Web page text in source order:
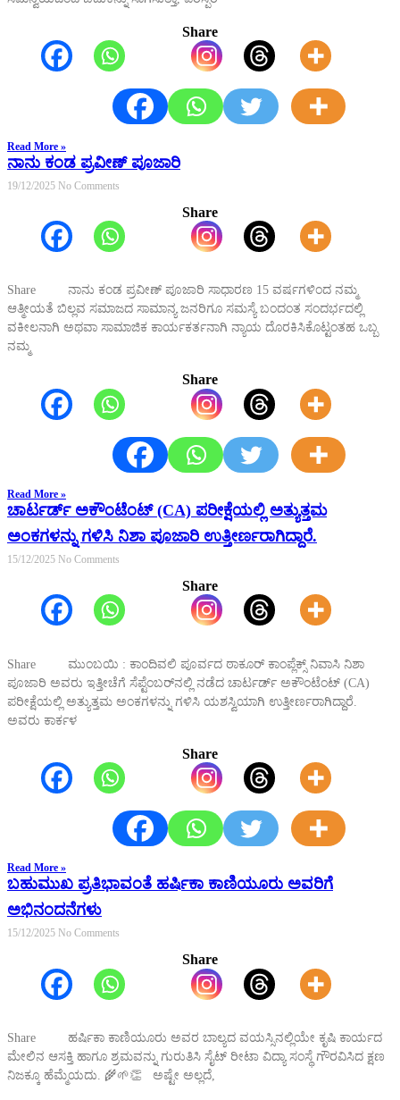
Share
Read More »
ನಾನು ಕಂಡ ಪ್ರವೀಣ್ ಪೂಜಾರಿ
19/12/2025 No Comments
Share
Share ನಾನು ಕಂಡ ಪ್ರವೀಣ್ ಪೂಜಾರಿ ಸಾಧಾರಣ 15 ವರ್ಷಗಳಿಂದ ನಮ್ಮ
ಆತ್ಮೀಯತೆ ಬಿಲ್ಲವ ಸಮಾಜದ ಸಾಮಾನ್ಯ ಜನರಿಗೂ ಸಮಸ್ಯೆ ಬಂದಂತ ಸಂದರ್ಭದಲ್ಲಿ
ವಕೀಲನಾಗಿ ಅಥವಾ ಸಾಮಾಜಿಕ ಕಾರ್ಯಕರ್ತನಾಗಿ ನ್ಯಾಯ ದೊರಕಿಸಿಕೊಟ್ಟಂತಹ ಒಬ್ಬ
ನಮ್ಮ
Share
Read More »
ಚಾರ್ಟರ್ಡ್ ಅಕೌಂಟೆಂಟ್ (CA) ಪರೀಕ್ಷೆಯಲ್ಲಿ ಅತ್ಯುತ್ತಮ
ಅಂಕಗಳನ್ನು ಗಳಿಸಿ ನಿಶಾ ಪೂಜಾರಿ ಉತ್ತೀರ್ಣರಾಗಿದ್ದಾರೆ.
15/12/2025 No Comments
Share
Share ಮುಂಬಯಿ : ಕಾಂದಿವಲಿ ಪೂರ್ವದ ಠಾಕೂರ್ ಕಾಂಪ್ಲೆಕ್ಸ್ ನಿವಾಸಿ ನಿಶಾ
ಪೂಜಾರಿ ಅವರು ಇತ್ತೀಚೆಗೆ ಸೆಪ್ಟೆಂಬರ್‌ನಲ್ಲಿ ನಡೆದ ಚಾರ್ಟರ್ಡ್ ಅಕೌಂಟೆಂಟ್ (CA)
ಪರೀಕ್ಷೆಯಲ್ಲಿ ಅತ್ಯುತ್ತಮ ಅಂಕಗಳನ್ನು ಗಳಿಸಿ ಯಶಸ್ವಿಯಾಗಿ ಉತ್ತೀರ್ಣರಾಗಿದ್ದಾರೆ.
ಅವರು ಕಾರ್ಕಳ
Share
Read More »
ಬಹುಮುಖ ಪ್ರತಿಭಾವಂತೆ ಹರ್ಷಿಕಾ ಕಾಣಿಯೂರು ಅವರಿಗೆ
ಅಭಿನಂದನೆಗಳು
15/12/2025 No Comments
Share
Share ಹರ್ಷಿಕಾ ಕಾಣಿಯೂರು ಅವರ ಬಾಲ್ಯದ ವಯಸ್ಸಿನಲ್ಲಿಯೇ ಕೃಷಿ ಕಾರ್ಯದ
ಮೇಲಿನ ಆಸಕ್ತಿ ಹಾಗೂ ಶ್ರಮವನ್ನು ಗುರುತಿಸಿ ಸೈಟ್ ರೀಟಾ ವಿದ್ಯಾ ಸಂಸ್ಥೆ ಗೌರವಿಸಿದ ಕ್ಷಣ
ನಿಜಕ್ಕೂ ಹೆಮ್ಮೆಯದು. 🌾🌱👏 ಅಷ್ಟೇ ಅಲ್ಲದೆ,